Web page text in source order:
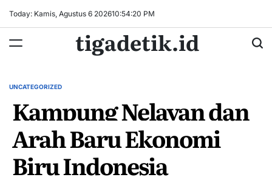
Today: Kamis, Agustus 6 202610:54:20 PM
tigadetik.id
POSTED
UNCATEGORIZED
Kampung Nelayan dan
Arah Baru Ekonomi
Biru Indonesia